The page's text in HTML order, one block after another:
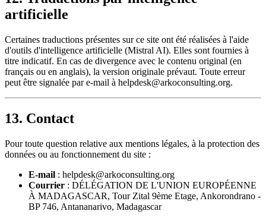
artificielle
Certaines traductions présentes sur ce site ont été réalisées à l'aide
d'outils d'intelligence artificielle (Mistral AI). Elles sont fournies à
titre indicatif. En cas de divergence avec le contenu original (en
français ou en anglais), la version originale prévaut. Toute erreur
peut être signalée par e-mail à helpdesk@arkoconsulting.org.
13. Contact
Pour toute question relative aux mentions légales, à la protection des
données ou au fonctionnement du site :
E-mail : helpdesk@arkoconsulting.org
Courrier : DÉLÉGATION DE L'UNION EUROPÉENNE
À MADAGASCAR, Tour Zital 9ème Etage, Ankorondrano -
BP 746, Antananarivo, Madagascar